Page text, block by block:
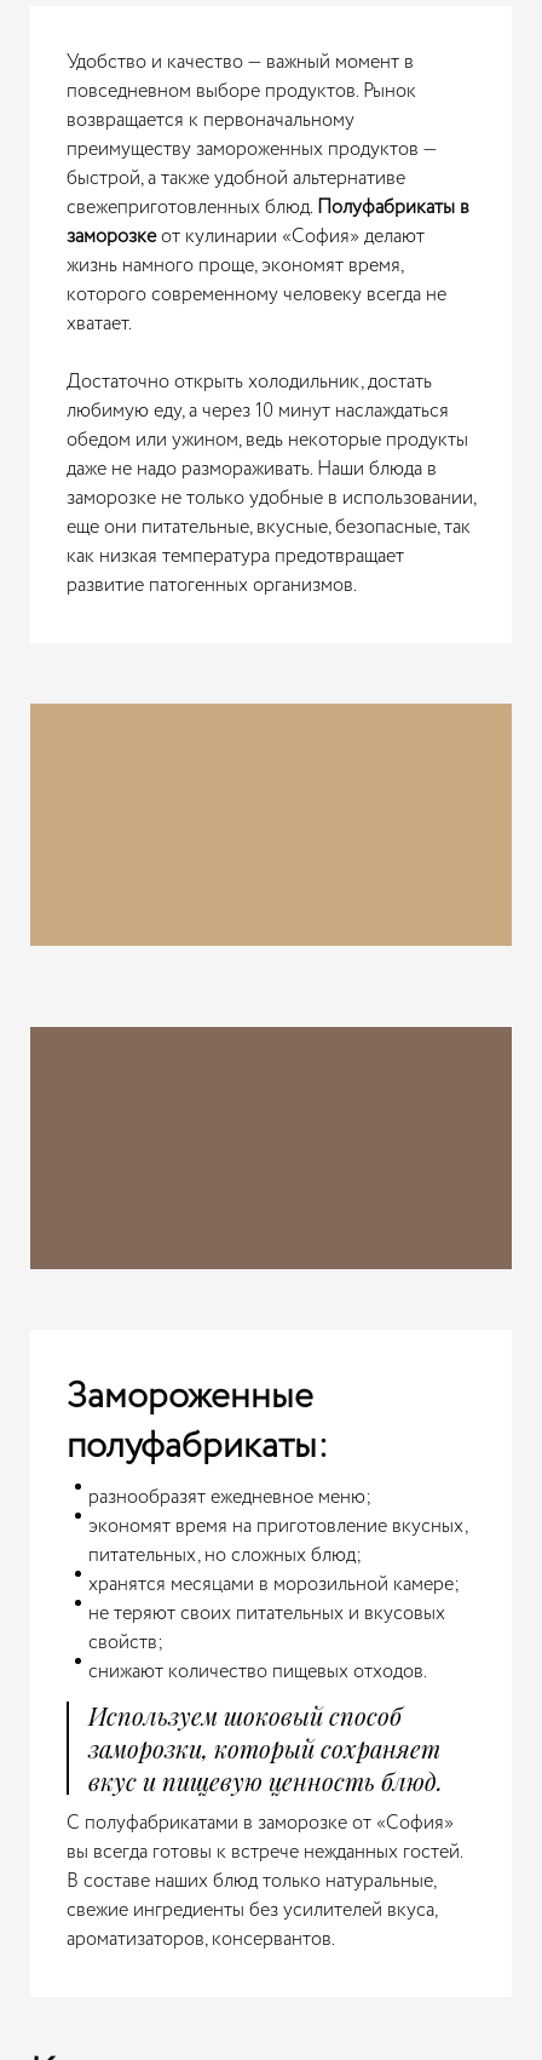
Удобство и качество — важный момент в
повседневном выборе продуктов. Рынок
возвращается к первоначальному
преимуществу замороженных продуктов —
быстрой, а также удобной альтернативе
свежеприготовленных блюд. Полуфабрикаты в
заморозкеот кулинарии «София» делают
жизнь намного проще, экономят время,
которого современному человеку всегда не
хватает.
Достаточно открыть холодильник, достать
любимую еду, а через 10 минут наслаждаться
обедом или ужином, ведь некоторые продукты
даже не надо размораживать. Наши блюда в
заморозке не только удобные в использовании,
еще они питательные, вкусные, безопасные, так
как низкая температура предотвращает
развитие патогенных организмов.
Замороженные
полуфабрикаты:
разнообразят ежедневное меню;
экономят время на приготовление вкусных,
питательных, но сложных блюд;
хранятся месяцами в морозильной камере;
не теряют своих питательных и вкусовых
свойств;
снижают количество пищевых отходов.
Используем шоковый способ
заморозки, который сохраняет
вкус и пищевую ценность блюд.
С полуфабрикатами в заморозке от «София»
вы всегда готовы к встрече нежданных гостей.
В составе наших блюд только натуральные,
свежие ингредиенты без усилителей вкуса,
ароматизаторов, консервантов.